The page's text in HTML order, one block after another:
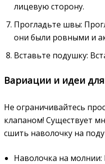
лицевую сторону.
Прогладьте швы:
они были ровными и
Вставьте подушку:
Вариации и идеи
Не ограничивайтесь
клапаном! Существует
сшить наволочку на
Наволочка на